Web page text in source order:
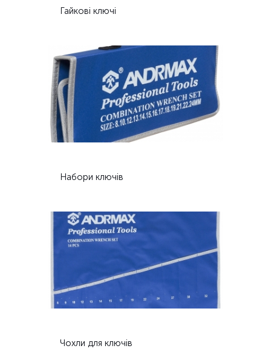
Гайкові ключі
Набори ключів
Чохли для ключів